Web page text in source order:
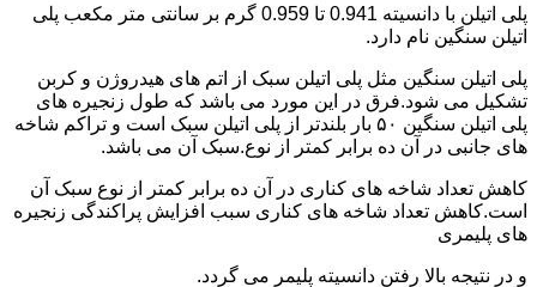
پلی اتیلن با دانسیته 0.941 تا 0.959 گرم بر سانتی متر مکعب پلی
اتیلن سنگین نام دارد.
پلی اتیلن سنگین مثل پلی اتیلن سبک از اتم های هیدروژن و کربن
تشکیل می شود.فرق در این مورد می باشد که طول زنجیره های
پلی اتیلن سنگین ۵۰ بار بلندتر از پلی اتیلن سبک است و تراکم شاخه
های جانبی در آن ده برابر کمتر از نوع.سبک آن می باشد.
کاهش تعداد شاخه های کناری در آن ده برابر کمتر از نوع سبک آن
است.کاهش تعداد شاخه های کناری سبب افزایش پراکندگی زنجیره
های پلیمری
و در نتیجه بالا رفتن دانسیته پلیمر می گردد.